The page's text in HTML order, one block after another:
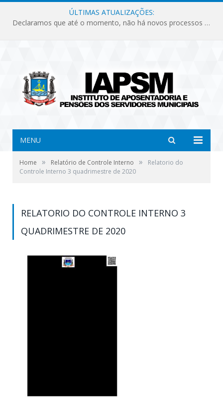
ÚLTIMAS ATUALIZAÇÕES:
Declaramos que até o momento, não há novos processos licitatórios para o Instituto de Previdência no ano de 2026.
MENU
Home » Relatório de Controle Interno »
Relatorio do
Controle Interno 3 quadrimestre de 2020
RELATORIO DO CONTROLE INTERNO 3
QUADRIMESTRE DE 2020